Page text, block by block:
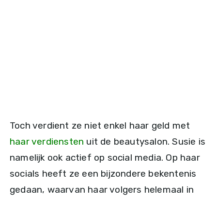
Toch verdient ze niet enkel haar geld met
haar verdiensten uit de beautysalon. Susie is
namelijk ook actief op social media. Op haar
socials heeft ze een bijzondere bekentenis
gedaan, waarvan haar volgers helemaal in